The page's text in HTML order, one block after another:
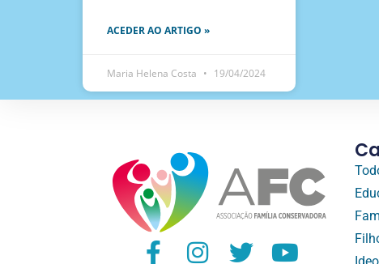
ACEDER AO ARTIGO »
Maria Helena Costa 19/04/2024